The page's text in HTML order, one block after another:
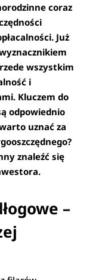
coraz
Już
wszystkim
i
Kluczem do
odpowiednio
uznać za
znaleźć się
–